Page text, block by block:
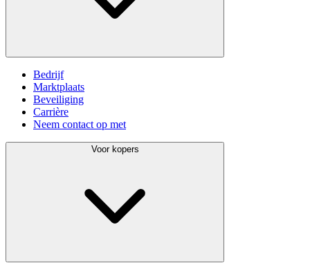
Bedrijf
Marktplaats
Beveiliging
Carrière
Neem contact op met
Voor kopers